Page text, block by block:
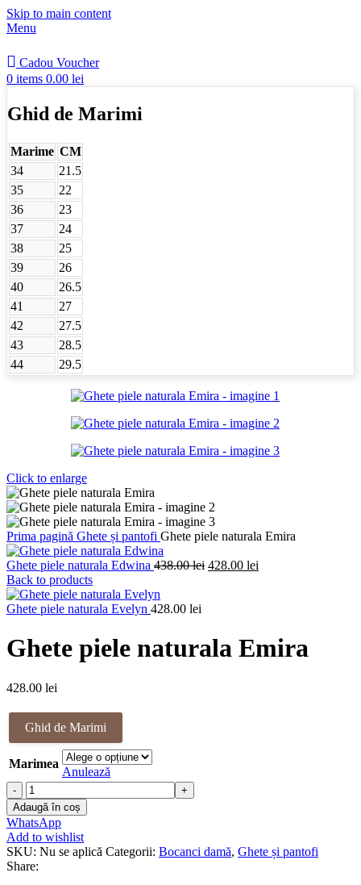
Skip to main content
Menu
Cadou Voucher
0 items 0.00 lei
Ghid de Marimi
Marime CM
34
21.5
35
22
36
23
37
24
38
25
39
26
40
26.5
41
27
42
27.5
43
28.5
44
29.5
Click to enlarge
Prima pagină Ghete și pantofi Ghete piele naturala Emira
Ghete piele naturala Edwina 438.00lei Prețul
428.00 lei
Back to products
Ghete piele naturala Evelyn 428.00 lei
Ghete piele naturala Emira
428.00 lei
Ghid de Marimi
Marimea
Anulează
Cantitate
Ghete
piele
naturala
Emira
Adaugă în coș
WhatsApp
Add to wishlist
SKU: Nu se aplică Categorii: Bocanci damă, Ghete și pantofi
Share: